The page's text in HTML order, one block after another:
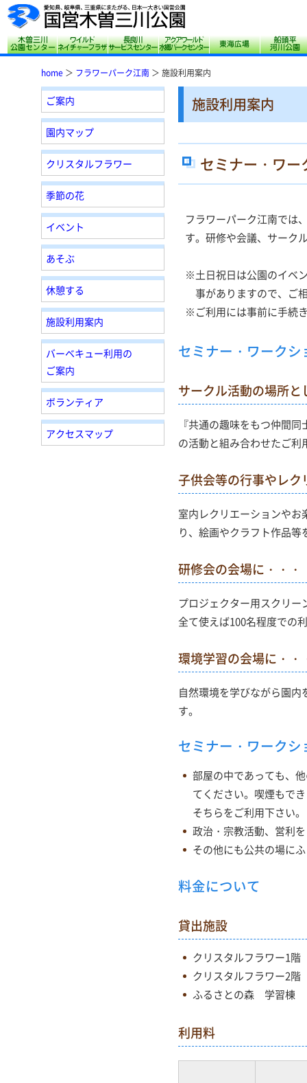
木曽三川公園センターサリオパーク祖父江 ワイルドネイチャー
長良川サービスセンター
アクアワールド水郷
東海広場
home ＞ フラワーパーク江南 ＞ 施設利用案内
ご案内
園内マップ
クリスタルフラワー
季節の花
イベント
あそぶ
休憩する
施設利用案内
バーベキュー利用の
ご案内
ボランティア
アクセスマップ
施設利用案内
セミナー・ワ
フラワーパーク江南では
す。研修や会議、サーク
※土日祝日は公園のイベ
事がありますので、ご
※ご利用には事前に手続
セミナー・ワーク
サークル活動の場所と
『共通の趣味をもつ仲間
の活動と組み合わせたご利
子供会等の行事やレ
室内レクリエーションや
り、絵画やクラフト作品
研修会の会場に・・・
プロジェクター用スクリ
全て使えば100名程度での
環境学習の会場に・・
自然環境を学びながら園
す。
セミナー・ワーク
部屋の中であっても、
てください。喫煙もで
そちらをご利用下さい。
政治・宗教活動、営利
その他にも公共の場に
料金について
貸出施設
クリスタルフラワー1
クリスタルフラワー2
ふるさとの森 学習棟
利用料